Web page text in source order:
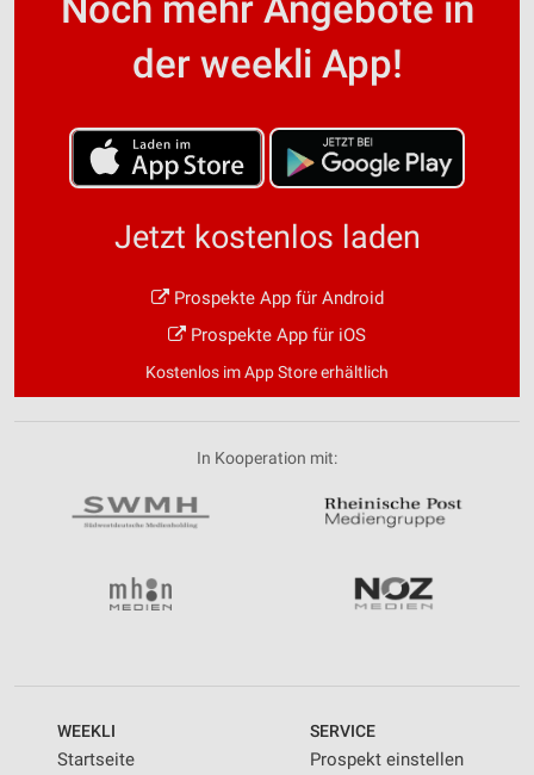
der weekli App!
Jetzt kostenlos laden
Prospekte App für Android
Prospekte App für iOS
Kostenlos im App Store erhältlich
In Kooperation mit:
WEEKLI
Startseite
SERVICE
Prospekt einstellen